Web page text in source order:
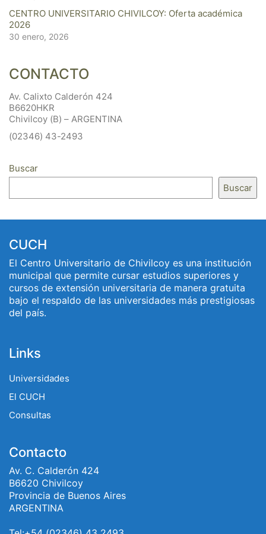
CENTRO UNIVERSITARIO CHIVILCOY: Oferta académica
2026
30 enero, 2026
CONTACTO
Av. Calixto Calderón 424
B6620HKR
Chivilcoy (B) – ARGENTINA
(02346) 43-2493
Buscar
Buscar
CUCH
El Centro Universitario de Chivilcoy es una institución
municipal que permite cursar estudios superiores y
cursos de extensión universitaria de manera gratuita
bajo el respaldo de las universidades más prestigiosas
del país.
Links
Universidades
El CUCH
Consultas
Contacto
Av. C. Calderón 424
B6620 Chivilcoy
Provincia de Buenos Aires
ARGENTINA